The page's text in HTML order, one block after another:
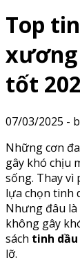
Top
tốt
07/03/2025 -
Những cơn
gây khó chịu
sống. Thay vì
lựa chọn tinh
Nhưng đâu
không gây
sách tinh
lỡ.